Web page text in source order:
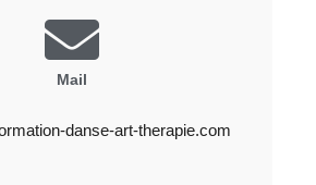
Mail
danse-art-therapie.com